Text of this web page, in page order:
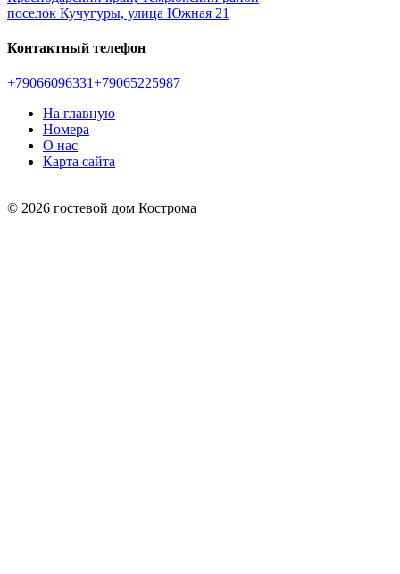
поселок Кучугуры, улица Южная 21
Контактный телефон
+79066096331+79065225987
На главную
Номера
О нас
Карта сайта
© 2026 гостевой дом Кострома